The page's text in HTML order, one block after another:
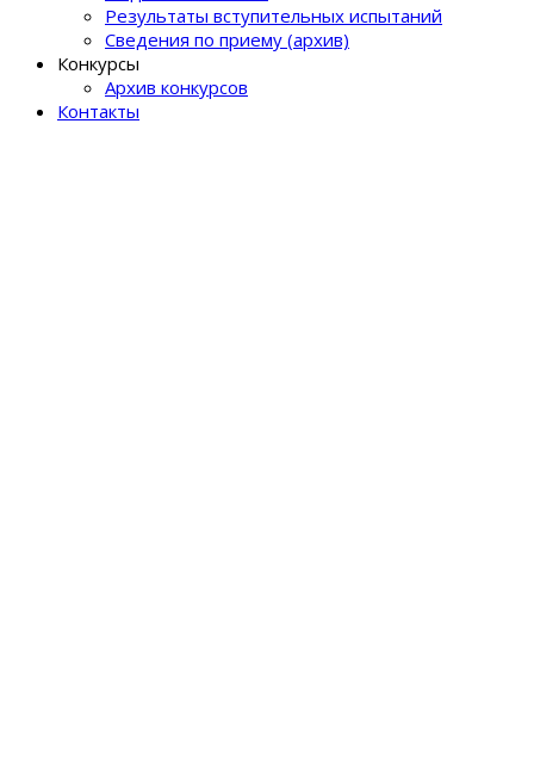
Результаты вступительных испытаний
Сведения по приему (архив)
Конкурсы
Архив конкурсов
Контакты